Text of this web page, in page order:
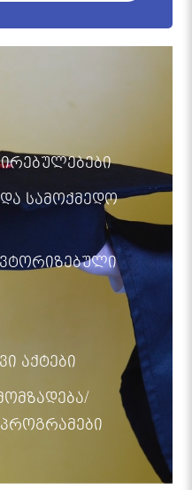
სამოქმედო
აქტები